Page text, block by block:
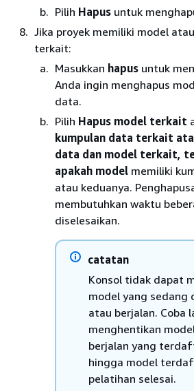
Pilih Hapus untuk
Jika proyek memiliki model
terkait:
Masukkan hapus untuk
Anda ingin menghapus
data.
Pilih Hapus model terkait
kumpulan data terkait
data dan model terkait,
apakah model memiliki
atau keduanya.
membutuhkan waktu
diselesaikan.
catatan
Konsol tidak dapat
model yang sedang
atau berjalan. Coba
menghentikan
berjalan yang
hingga model
pelatihan selesai.